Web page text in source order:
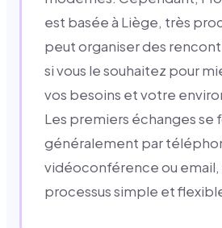
est basée à Liège, très
peut organiser des
si vous le souhaitez pour
vos besoins et votre
Les premiers échanges se
généralement par
vidéoconférence ou email,
processus simple et